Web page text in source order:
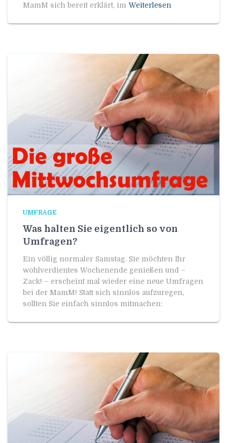
MamM sich bereit erklärt, im Weiterlesen
UMFRAGE
Was halten Sie eigentlich so von
Umfragen?
Ein völlig normaler Samstag. Sie möchten Ihr
wohlverdientes Wochenende genießen und –
Zack! – erscheint mal wieder eine neue Umfragen
bei der MamM! Statt sich sinnlos aufzuregen,
sollten Sie einfach sinnlos mitmachen: